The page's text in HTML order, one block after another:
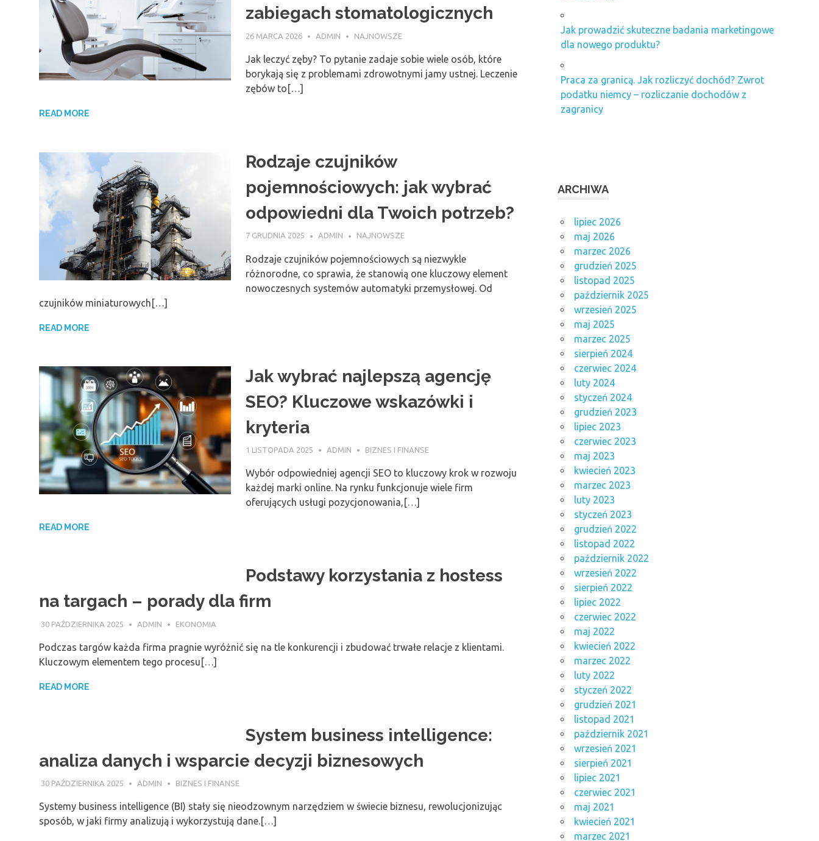
zabiegach stomatologicznych
26 MARCA 2026 ADMIN NAJNOWSZE
Jak leczyć zęby? To pytanie zadaje sobie wiele osób, które
borykają się z problemami zdrowotnymi jamy ustnej. Leczenie
zębów to[…]
READ MORE
Rodzaje czujników
pojemnościowych: jak wybrać
odpowiedni dla Twoich potrzeb?
7 GRUDNIA 2025 ADMIN NAJNOWSZE
Rodzaje czujników pojemnościowych są niezwykle
różnorodne, co sprawia, że stanowią one kluczowy element
nowoczesnych systemów automatyki przemysłowej. Od
czujników miniaturowych[…]
READ MORE
Jak wybrać najlepszą agencję
SEO? Kluczowe wskazówki i
kryteria
1 LISTOPADA 2025 ADMIN BIZNES I FINANSE
Wybór odpowiedniej agencji SEO to kluczowy krok w rozwoju
każdej marki online. Na rynku funkcjonuje wiele firm
oferujących usługi pozycjonowania,[…]
READ MORE
Podstawy korzystania z hostess
na targach – porady dla firm
30 PAŹDZIERNIKA 2025 ADMIN EKONOMIA
Podczas targów każda firma pragnie wyróżnić się na tle konkurencji i zbudować trwałe relacje z klientami.
Kluczowym elementem tego procesu[…]
READ MORE
System business intelligence:
analiza danych i wsparcie decyzji biznesowych
30 PAŹDZIERNIKA 2025 ADMIN BIZNES I FINANSE
Systemy business intelligence (BI) stały się nieodzownym narzędziem w świecie biznesu, rewolucjonizując
sposób, w jaki firmy analizują i wykorzystują dane.[…]
Jak prowadzić skuteczne badania marketingowe
dla nowego produktu?
Praca za granicą. Jak rozliczyć dochód? Zwrot
podatku niemcy – rozliczanie dochodów z
zagranicy
ARCHIWA
lipiec 2026
maj 2026
marzec 2026
grudzień 2025
listopad 2025
październik 2025
wrzesień 2025
maj 2025
marzec 2025
sierpień 2024
czerwiec 2024
luty 2024
styczeń 2024
grudzień 2023
lipiec 2023
czerwiec 2023
maj 2023
kwiecień 2023
marzec 2023
luty 2023
styczeń 2023
grudzień 2022
listopad 2022
październik 2022
wrzesień 2022
sierpień 2022
lipiec 2022
czerwiec 2022
maj 2022
kwiecień 2022
marzec 2022
luty 2022
styczeń 2022
grudzień 2021
listopad 2021
październik 2021
wrzesień 2021
sierpień 2021
lipiec 2021
czerwiec 2021
maj 2021
kwiecień 2021
marzec 2021